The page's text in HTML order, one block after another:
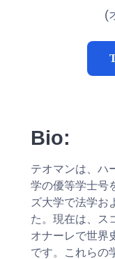
(
Bio:
テオマンは、ハ
学の優等学士号
ズ大学で法学お
た。現在は、ス
オナーレで世界
です。これらの